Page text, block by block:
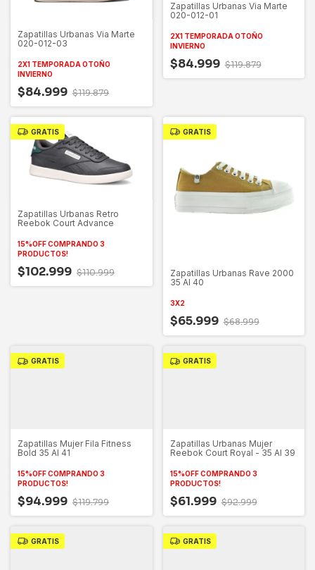
Zapatillas Urbanas Via Marte
020-012-03
2X1 TEMPORADA OTOÑO
INVIERNO
$84.999 $119.879
Zapatillas Urbanas Via Marte
020-012-01
2X1 TEMPORADA OTOÑO
INVIERNO
$84.999 $119.879
GRATIS
Zapatillas Urbanas Retro
Reebok Court Advance
15%OFF COMPRANDO 3
PRODUCTOS!
$102.999 $110.999
GRATIS
Zapatillas Urbanas Rave 2000
35 Al 40
3X2
$65.999 $68.999
GRATIS
Zapatillas Mujer Fila Fitness
Bold 35 Al 41
15%OFF COMPRANDO 3
PRODUCTOS!
$94.999 $119.799
GRATIS
Zapatillas Urbanas Mujer
Reebok Court Royal - 35 Al 39
15%OFF COMPRANDO 3
PRODUCTOS!
$61.999 $92.999
GRATIS GRATIS